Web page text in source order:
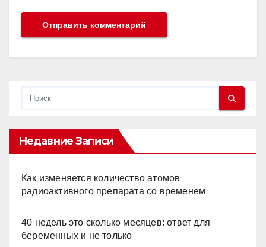
Недавние Записи
Как изменяется количество атомов
радиоактивного препарата со временем
40 недель это сколько месяцев: ответ для
беременных и не только